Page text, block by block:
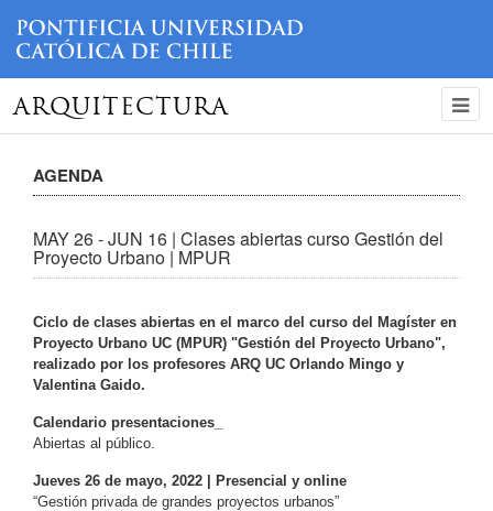
ARQUITECTURA
AGENDA
MAY 26 - JUN 16 | Clases abiertas curso Gestión del
Proyecto Urbano | MPUR
Ciclo de clases abiertas en el marco del curso del Magíster en
Proyecto Urbano UC (MPUR) "Gestión del Proyecto Urbano",
realizado por los profesores ARQ UC Orlando Mingo y
Valentina Gaido.
Calendario presentaciones_
Abiertas al público.
Jueves 26 de mayo, 2022 | Presencial y online
“Gestión privada de grandes proyectos urbanos”